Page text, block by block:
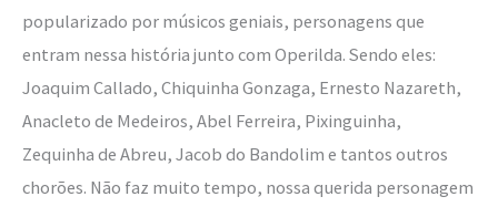
popularizado por músicos geniais, personagens que
entram nessa história junto com Operilda. Sendo eles:
Joaquim Callado, Chiquinha Gonzaga, Ernesto Nazareth,
Anacleto de Medeiros, Abel Ferreira, Pixinguinha,
Zequinha de Abreu, Jacob do Bandolim e tantos outros
chorões. Não faz muito tempo, nossa querida personagem